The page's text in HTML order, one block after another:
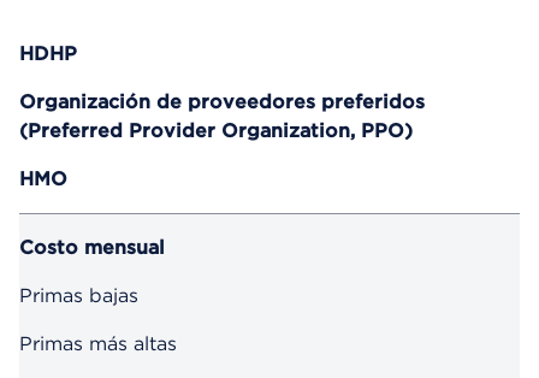
HDHP
Organización de proveedores preferidos
(Preferred Provider Organization, PPO)
HMO
Costo mensual
Primas bajas
Primas más altas